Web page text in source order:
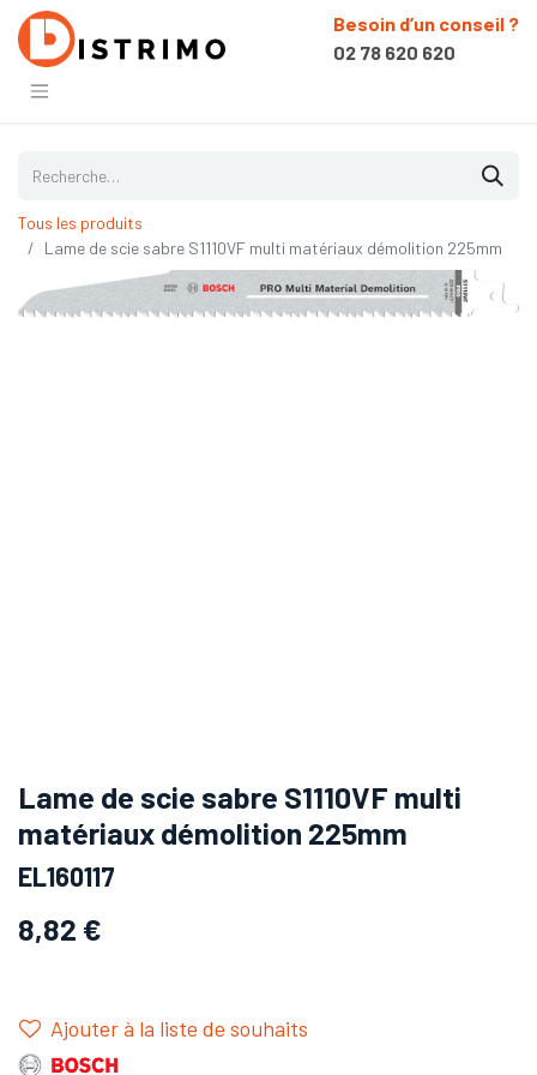
Besoin d’un conseil ?
02 78 620 620
Tous les produits
Lame de scie sabre S1110VF multi matériaux démolition 225mm
Lame de scie sabre S1110VF multi
matériaux démolition 225mm
EL160117
8,82 €
Ajouter à la liste de souhaits